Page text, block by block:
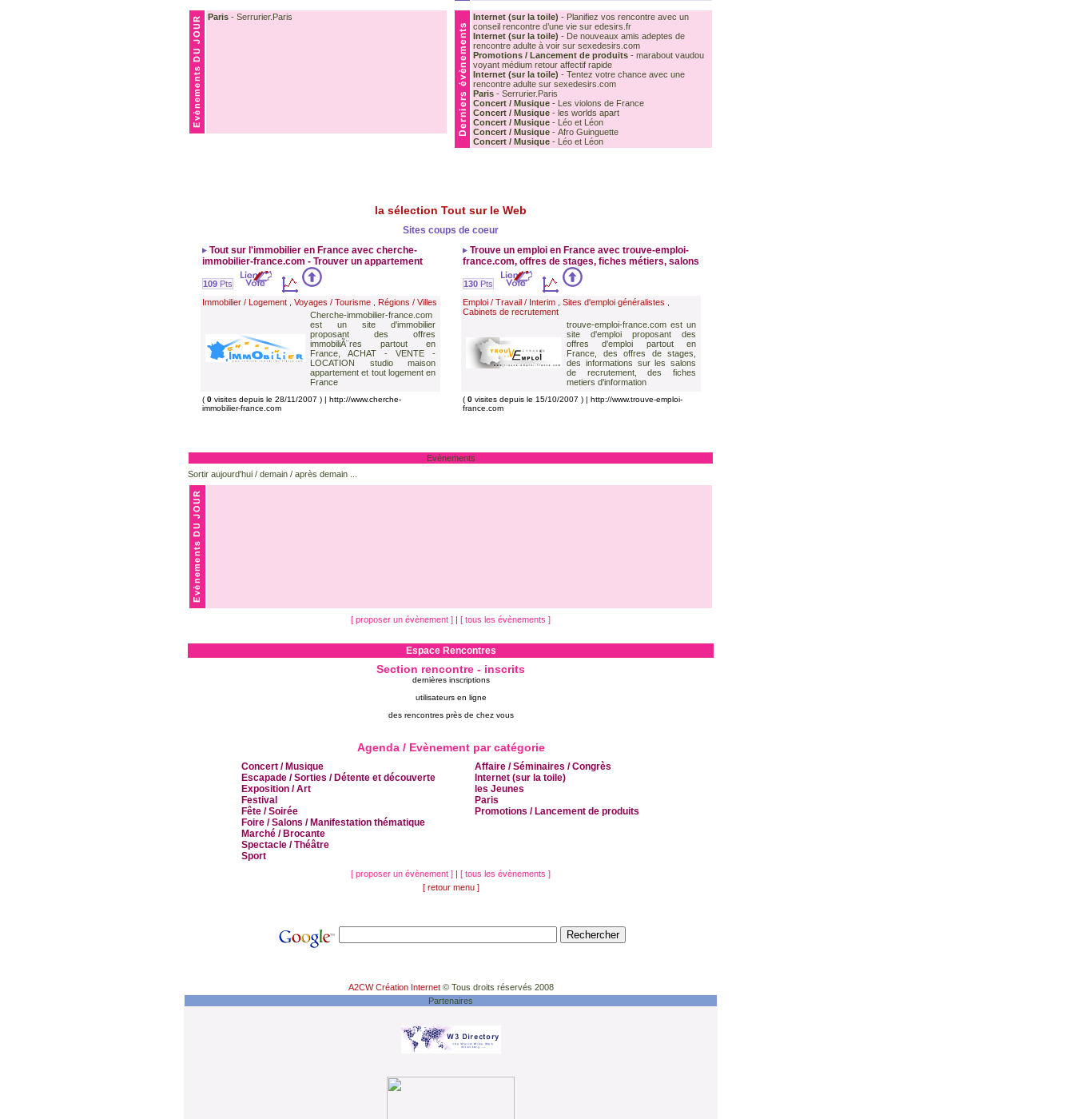
Paris - Serrurier.Paris Internet (sur la toile) - Planifiez vos rencontre avec un
conseil rencontre d’une vie sur edesirs.fr
Internet (sur la toile) - De nouveaux amis adeptes de
rencontre adulte à voir sur sexedesirs.com
Promotions / Lancement de produits - marabout vaudou
voyant médium retour affectif rapide
Internet (sur la toile) - Tentez votre chance avec une
rencontre adulte sur sexedesirs.com
Paris - Serrurier.Paris
Concert / Musique - Les violons de France
Concert / Musique - les worlds apart
Concert / Musique - Léo et Léon
Concert / Musique - Afro Guinguette
Concert / Musique - Léo et Léon
la sélection Tout sur le Web
Sites coups de coeur
Tout sur l'immobilier en France avec cherche-
immobilier-france.com - Trouver un appartement
109 Pts
Immobilier / Logement
Voyages / Tourisme
Régions / Villes
Cherche-immobilier-france.com
est un site d'immobilier
proposant des offres
immobiliÃ¨res partout en
France, ACHAT - VENTE -
LOCATION studio maison
appartement et tout logement en
France
( 0 visites depuis le 28/11/2007 ) | http://www.cherche-
immobilier-france.com
Trouve un emploi en France avec trouve-emploi-
france.com, offres de stages, fiches métiers, salons
130 Pts
Emploi / Travail / Interim
Sites d'emploi généralistes
Cabinets de recrutement
trouve-emploi-france.com est un
site d'emploi proposant des
offres d'emploi partout en
France, des offres de stages,
des informations sur les salons
de recrutement, des fiches
metiers d'information
( 0 visites depuis le 15/10/2007 ) | http://www.trouve-emploi-
france.com
Evènements
Sortir aujourd'hui / demain / après demain ...
[ proposer un évènement ] | [ tous les évènements ]
Espace Rencontres
Section rencontre - inscrits
dernières inscriptions
utilisateurs en ligne
des rencontres près de chez vous
Agenda / Evènement par catégorie
Concert / Musique
Escapade / Sorties / Détente et découverte
Exposition / Art
Festival
Fête / Soirée
Foire / Salons / Manifestation thématique
Marché / Brocante
Spectacle / Théâtre
Sport
Affaire / Séminaires / Congrès
Internet (sur la toile)
les Jeunes
Paris
Promotions / Lancement de produits
[ proposer un évènement ] | [ tous les évènements ]
[ retour menu ]
A2CW Création Internet© Tous droits réservés 2008
Partenaires